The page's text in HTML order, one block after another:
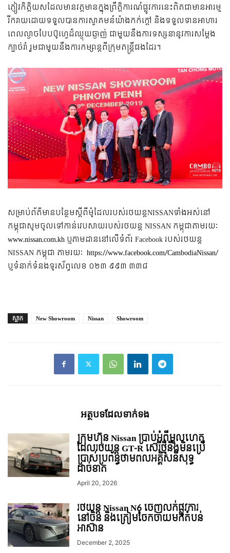
ភ្ញៀវកិត្តិយសដែលមានវត្តមាន​ក្នុង​ព្រឹត្តិការណ៍ផ្លូវ​ការ​​នេះពិតជាមានអារម្ម
រីករាយដោយទទួល​បាន​ការ​​ស្វាគមន៍យ៉ាងកក់ក្តៅ និងទទួល​ទាន​អាហារ
ពេលល្ងាចបែប​ប៊ូ​ហ្វេ​​ដ៏​ឈ្ងុយ​ឆ្ងាញ់​ ជាមួយនឹងការទស្សនា​នូវការសម្តែង​​
ក្បាច់រាំ​ រួម​ជាមួយ​​នឹង​ការ​កម្សាន្ត​ពី​ក្រុម​តន្ត្រី​ផងដែរ​។
សម្រាប់​ព័ត៌​មាន​បន្ថែម​ស្ដីពី​ម៉ូដែល​របស់​រថយន្តNISSANទាំង​អស់​នៅ
កម្ពុជាសូម​ចូល​ទៅកាន់វេបសាយ​របស់រថយន្ត NISSAN កម្ពុជាតាមរយៈ
www.nissan.com.kh ឬតាម​ដាន​នៅ​លើ​ទំព័រ Facebook របស់​រថយន្ត​
NISSAN កម្ពុជា តាម​រយៈ https://www.facebook.com/CambodiaNissan/
ប្ញទំនាក់ទំនងទូរស័ព្ទលេខ ០២៣ ៩៩៣ ៣៣៨
ស្លាក New Showroom Nissan Showroom
អត្ថបទ​ដែល​ទាក់ទង
ក្រុមហ៊ុន Nissan ប្រាប់អំពីមូលហេតុ
ដែលរថយន្ដ GT-R ស៊េរីថ្មីនឹងមិនប្រើ
ប្រាស់ប្រព័ន្ធថាមពលអគ្គិសនីសុទ្ធ
ដាច់ខាត
April 20, 2026
រថយន្ត Nissan N6 ចេញលក់ផ្លូវការ
នៅចិន និងត្រៀមចែកចាយមកតំបន់
អាស៊ាន
December 2, 2025